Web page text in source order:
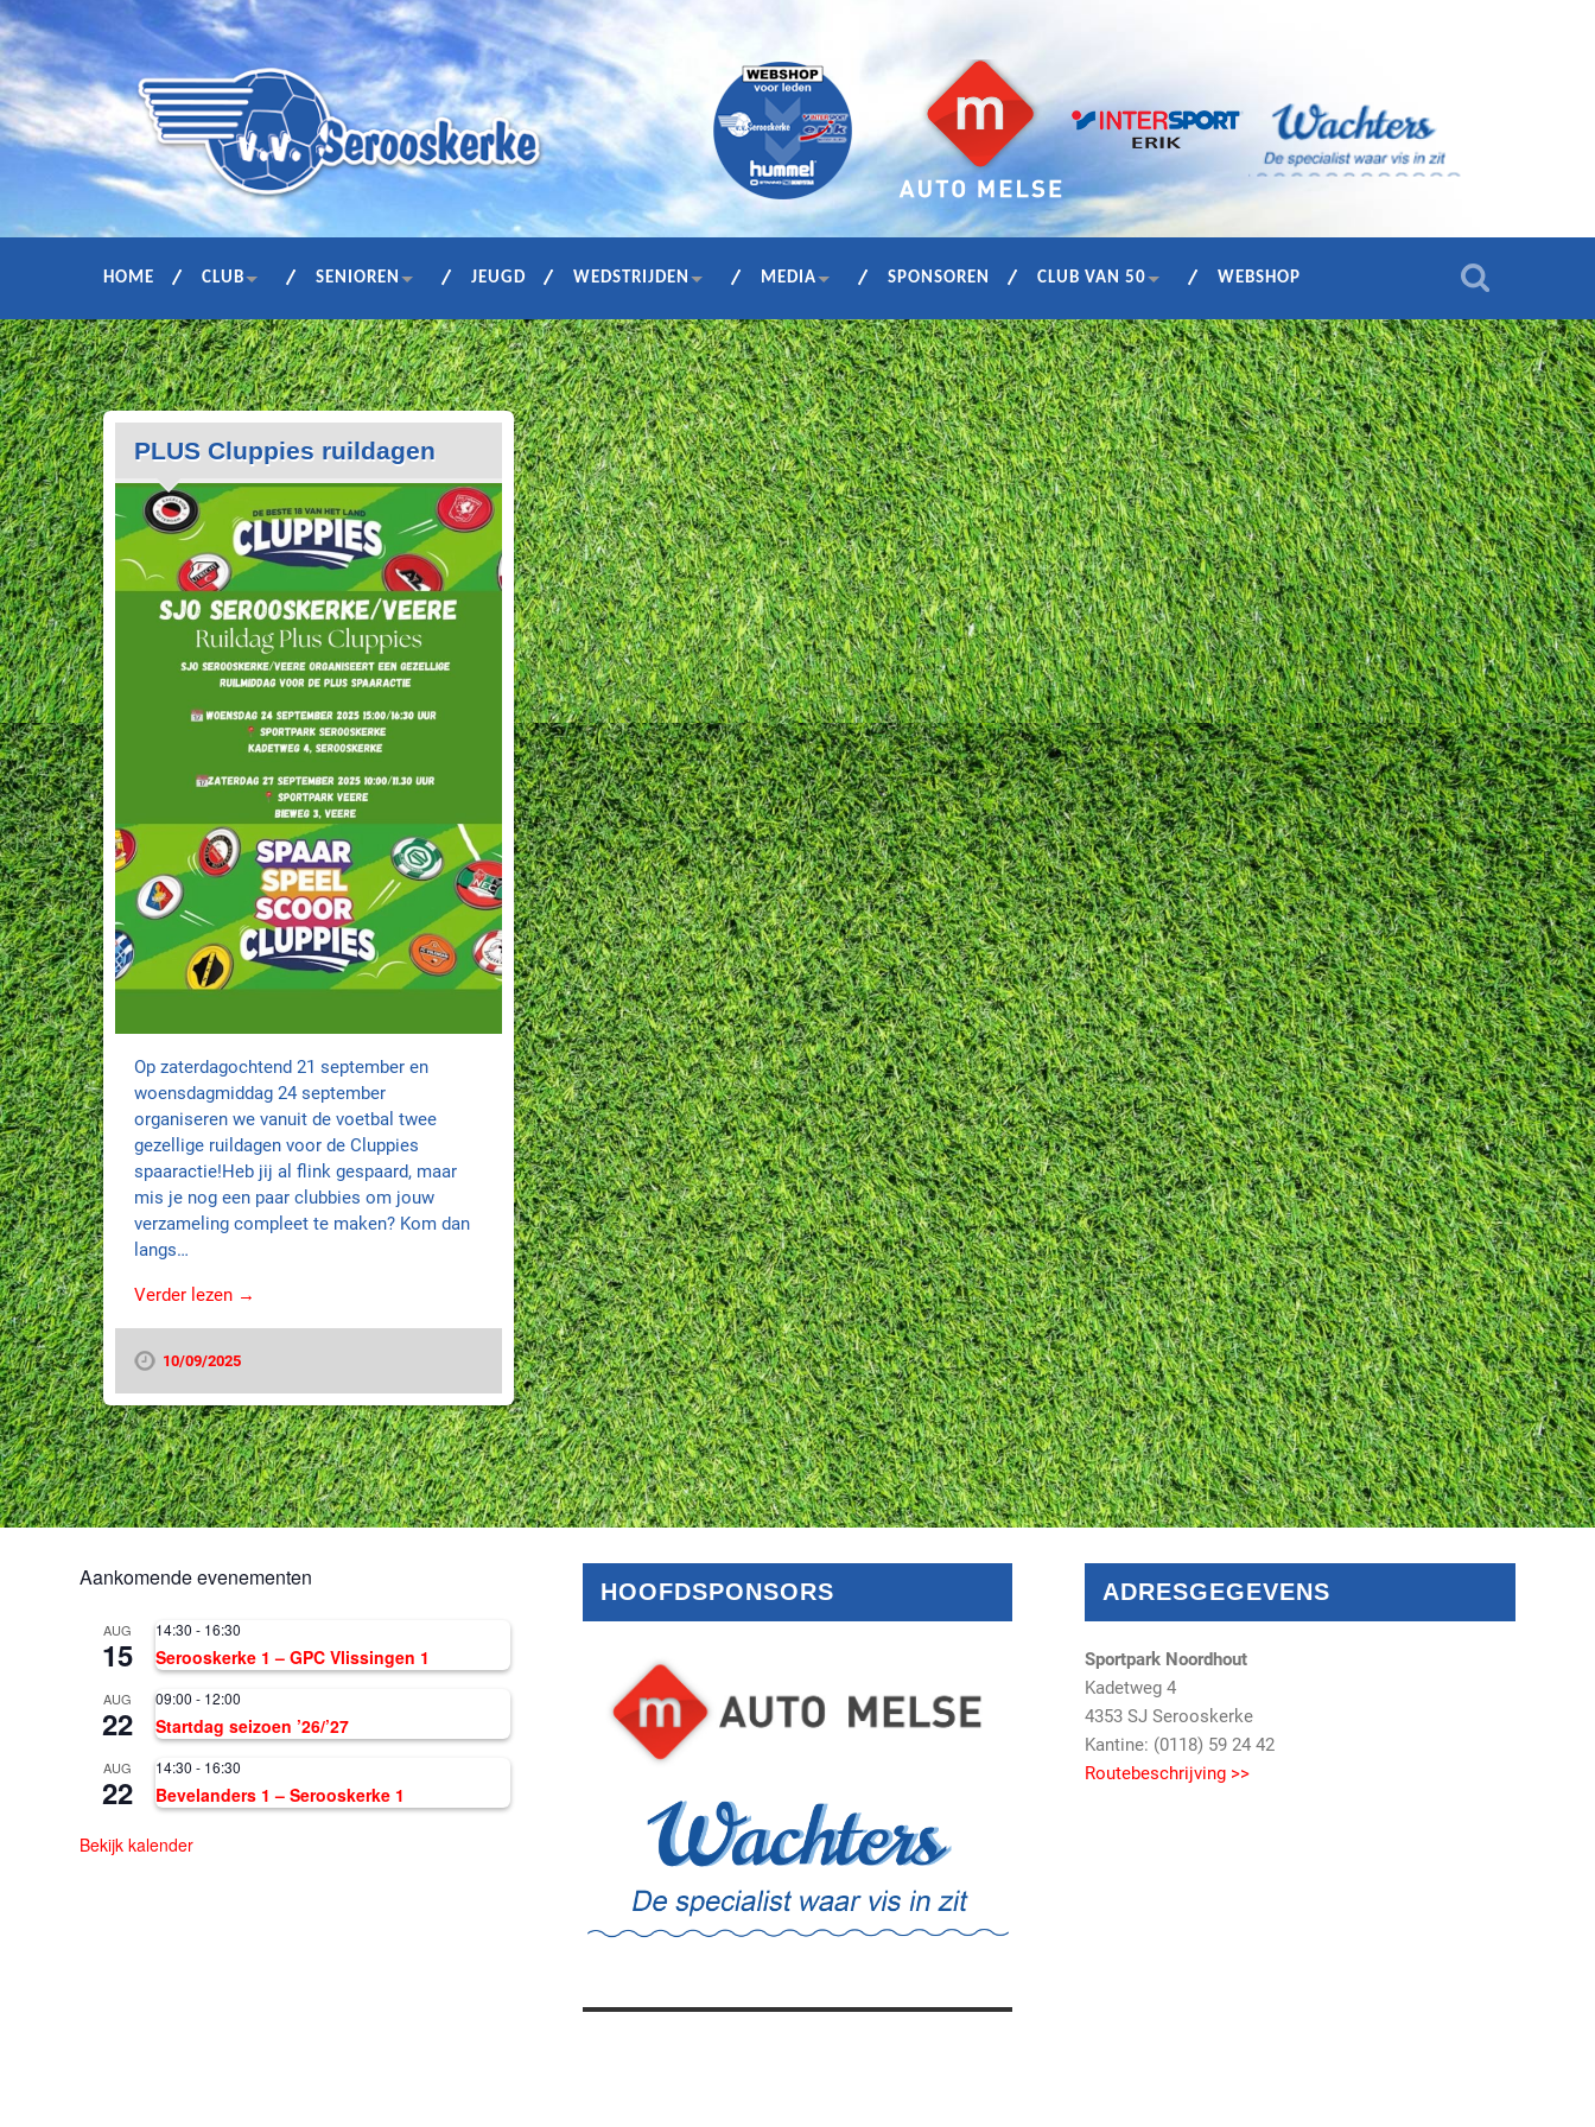
HOME CLUB SENIOREN JEUGD WEDSTRIJDEN MEDIA SPONSOREN CLUB VAN 50 WEBSHOP
PLUS Cluppies ruildagen
Op zaterdagochtend 21 september en
woensdagmiddag 24 september
organiseren we vanuit de voetbal twee
gezellige ruildagen voor de Cluppies
spaaractie!Heb jij al flink gespaard, maar
mis je nog een paar clubbies om jouw
verzameling compleet te maken? Kom dan
langs…
Verder lezen →
10/09/2025
Aankomende evenementen
AUG
15
14:30 - 16:30
Serooskerke 1 – GPC Vlissingen 1
AUG
22
09:00 - 12:00
Startdag seizoen ’26/’27
AUG
22
14:30 - 16:30
Bevelanders 1 – Serooskerke 1
Bekijk kalender
HOOFDSPONSORS ADRESGEGEVENS
Sportpark Noordhout
Kadetweg 4
4353 SJ Serooskerke
Kantine: (0118) 59 24 42
Routebeschrijving >>